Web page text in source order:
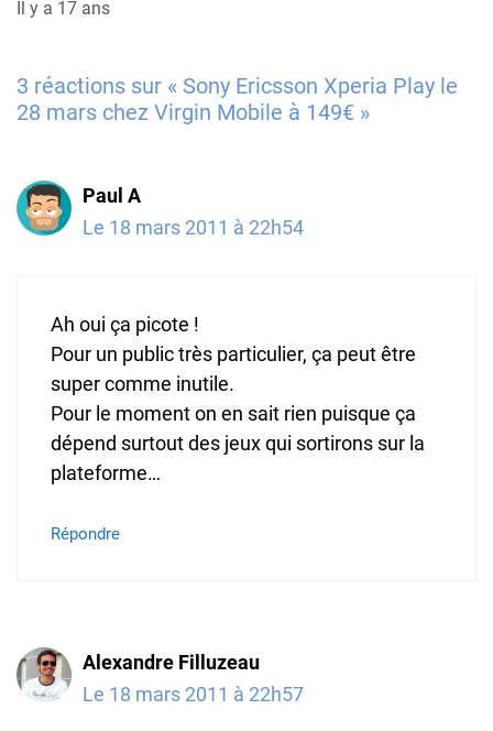
Il y a 17 ans
3 réactions sur « Sony Ericsson Xperia Play le
28 mars chez Virgin Mobile à 149€ »
Paul A
Le 18 mars 2011 à 22h54
Ah oui ça picote !
Pour un public très particulier, ça peut être
super comme inutile.
Pour le moment on en sait rien puisque ça
dépend surtout des jeux qui sortirons sur la
plateforme…
Répondre
Alexandre Filluzeau
Le 18 mars 2011 à 22h57